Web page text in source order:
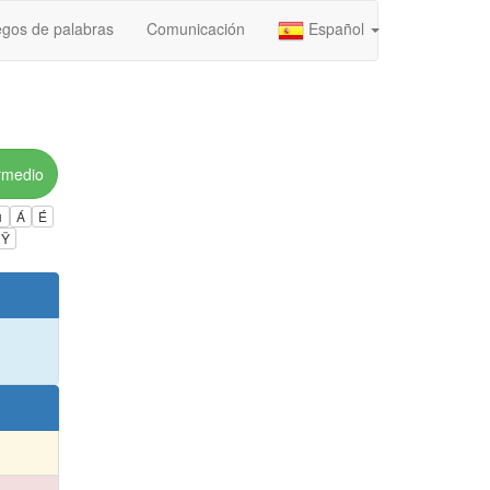
de palabras Comunicación Español
Á
É
Ÿ